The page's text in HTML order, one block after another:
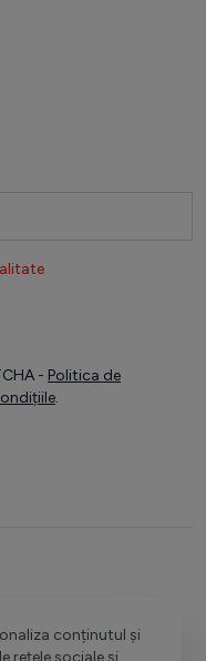
conținutul și
rețele sociale și
- Politica de
.